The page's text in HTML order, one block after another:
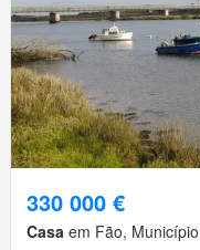
330 000 €
Casa em Fão,